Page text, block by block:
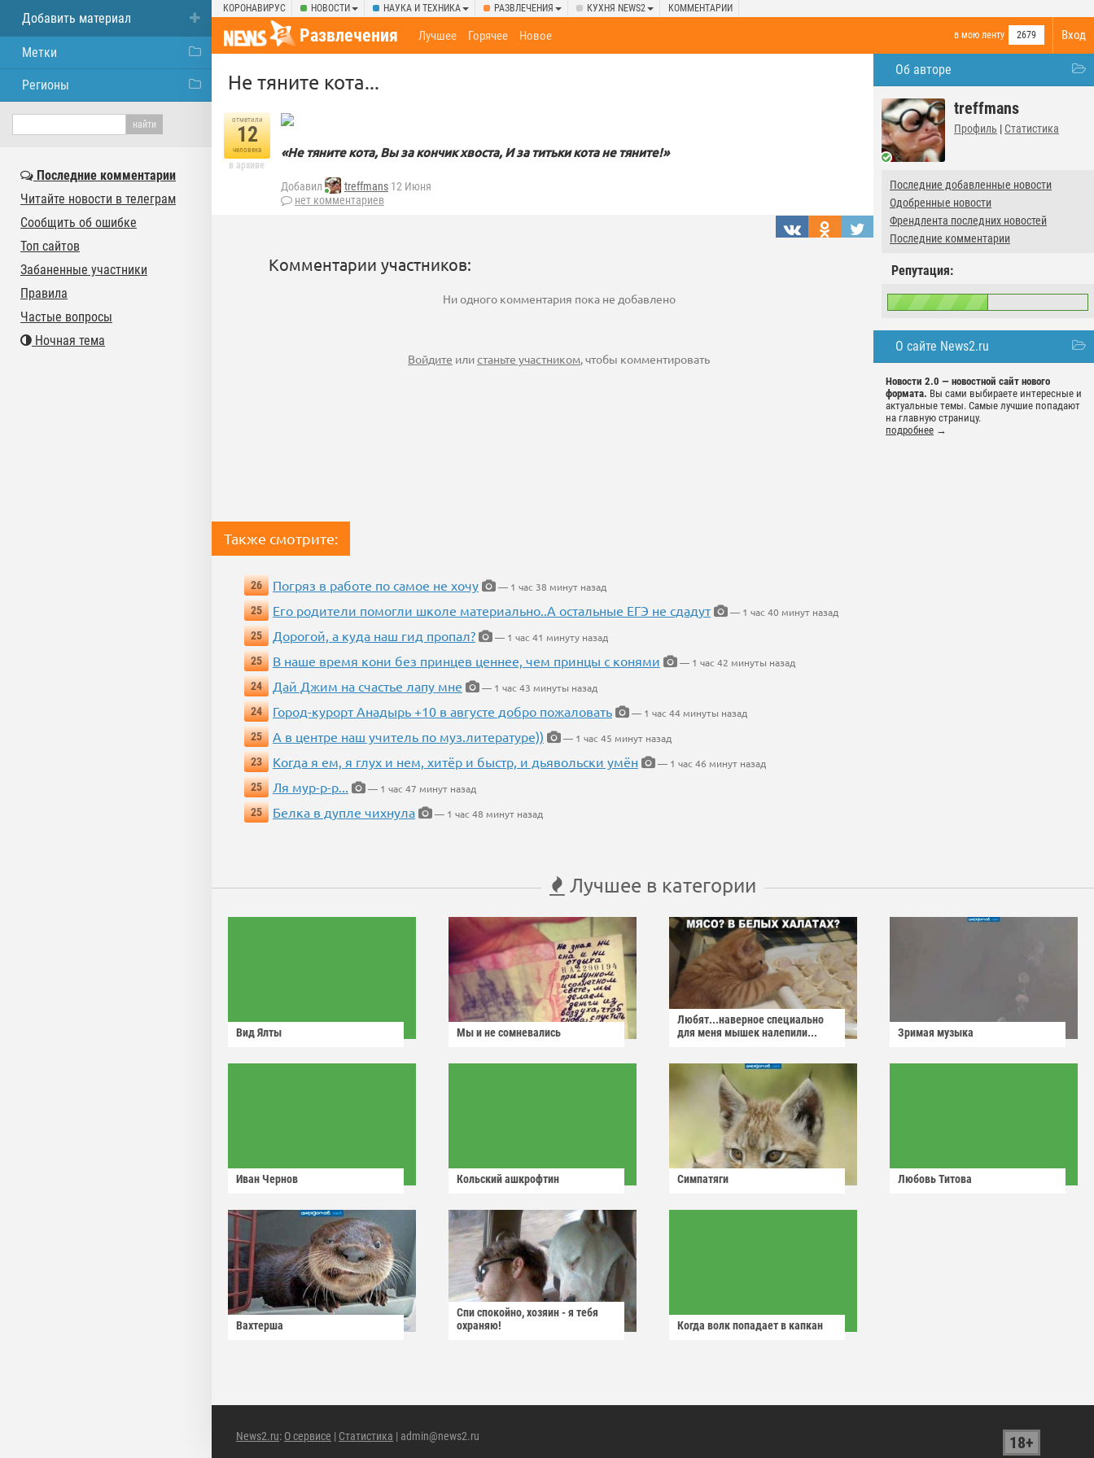
КОРОНАВИРУС НОВОСТИ НАУКА И ТЕХНИКА РАЗВЛЕЧЕНИЯ КУХНЯ NEWS2 КОММЕНТАРИИ
Вход
Развлечения в мою ленту 2679
Лучшее Горячее Новое
Об авторе
treffmans
Профиль | Статистика
Последние добавленные новости
Одобренные новости
Френдлента последних новостей
Последние комментарии
Репутация:
О сайте News2.ru
Новости 2.0 — новостной сайт нового
формата. Вы сами выбираете интересные и
актуальные темы. Самые лучшие попадают
на главную страницу.
подробнее →
Не тяните кота...
отметили
12
человека
в архиве
«Не тяните кота, Вы за кончик хвоста, И за титьки кота не тяните!»
Добавил treffmans 12 Июня
нет комментариев
Комментарии участников:
Ни одного комментария пока не добавлено
Войдите илистаньте участником, чтобы комментировать
Также смотрите:
26 Погряз в работе по самое не хочу
— 1 час 38 минут назад
25
Его родители помогли школе материально..А остальные ЕГЭ не сдадут
— 1 час 40 минут назад
25
Дорогой, а куда наш гид пропал?
— 1 час 41 минуту назад
25
В наше время кони без принцев ценнее, чем принцы с конями
— 1 час 42 минуты назад
24
Дай Джим на счастье лапу мне
— 1 час 43 минуты назад
24
Город-курорт Анадырь +10 в августе добро пожаловать
— 1 час 44 минуты назад
25
А в центре наш учитель по муз.литературе))
— 1 час 45 минут назад
23
Когда я ем, я глух и нем, хитёр и быстр, и дьявольски умён
— 1 час 46 минут назад
25
Ля мур-р-р...
— 1 час 47 минут назад
25
Белка в дупле чихнула — 1 час 48 минут назад
Лучшее в категории
Вид Ялты Мы и не сомневались
Любят...наверное специально
для меня мышек налепили...
Зримая музыка
Иван Чернов Кольский ашкрофтин Симпатяги Любовь Титова
Вахтерша
Спи спокойно, хозяин - я тебя
охраняю!
Когда волк попадает в капкан
News2.ru: О сервисе | Статистика | admin@news2.ru 18+
Добавить материал
Метки
Регионы
Последние комментарии
Читайте новости в телеграм
Сообщить об ошибке
Топ сайтов
Забаненные участники
Правила
Частые вопросы
Ночная тема